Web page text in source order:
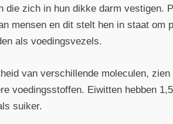
zich in hun dikke darm vestigen.
mensen en dit stelt hen in staat om
als voedingsvezels.
van verschillende moleculen,
voedingsstoffen. Eiwitten hebben
suiker.